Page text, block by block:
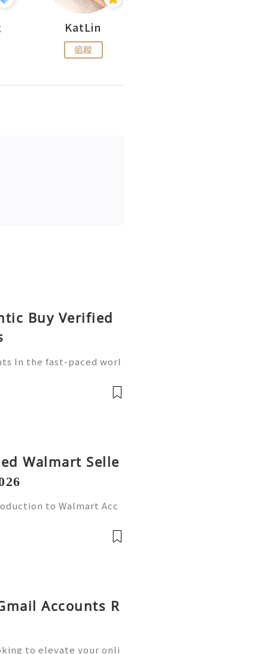
KatLin
追蹤
Buy Verified
In the fast-paced worl
in this arena, provi
Walmart Selle
to Walmart Acc
stands out as one
Accounts R
to elevate your onli